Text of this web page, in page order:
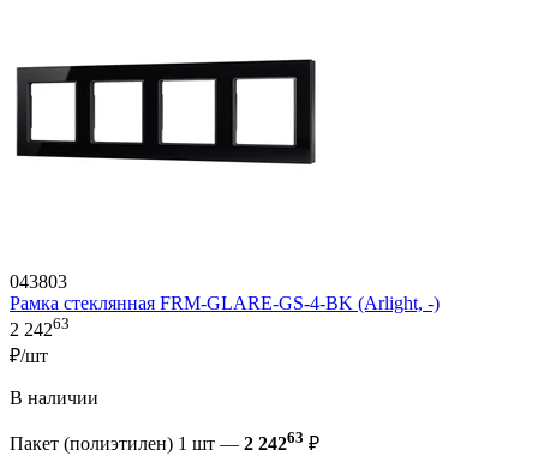
043803
Рамка стеклянная FRM-GLARE-GS-4-BK (Arlight, -)
2 24263
₽/шт
В наличии
Пакет (полиэтилен) 1 шт — 2 24263 ₽